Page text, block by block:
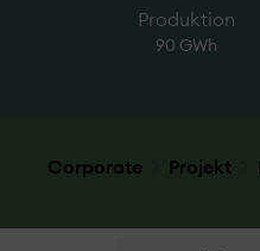
Produktion
90 GWh
Corporate Projekt­